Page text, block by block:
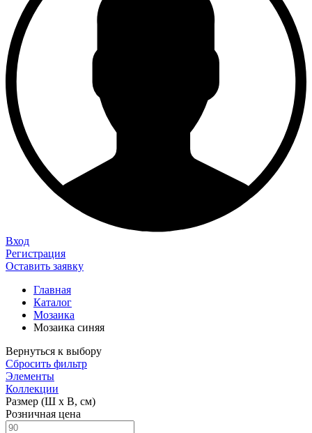
Вход
Регистрация
Оставить заявку
Главная
Каталог
Мозаика
Мозаика синяя
Вернуться к выбору
Сбросить фильтр
Элементы
Коллекции
Размер (Ш х В, см)
Розничная цена